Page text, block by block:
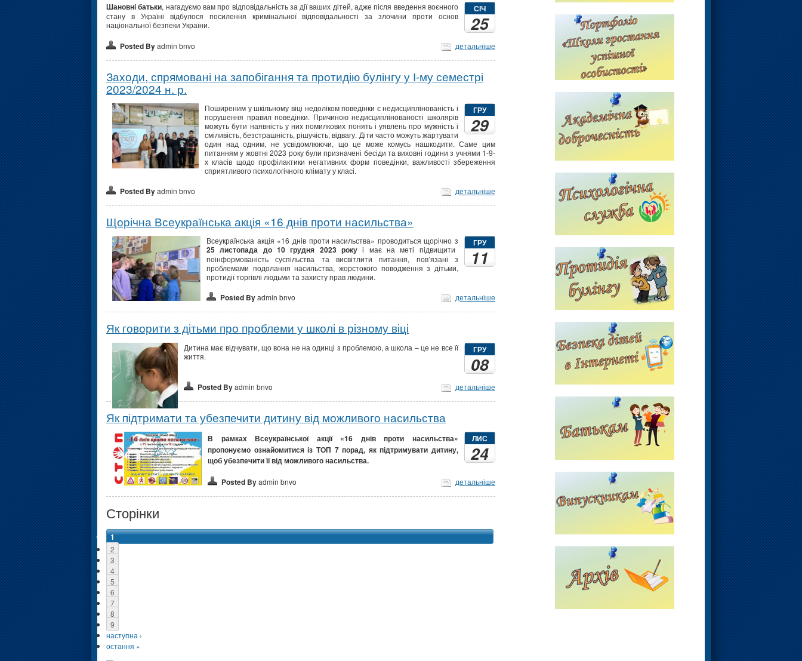
СІЧ
25
Шановні батьки, нагадуємо вам про відповідальність за дії ваших дітей, адже після введення воєнного
стану в Україні відбулося посилення кримінальної відповідальності за злочини проти основ
національної безпеки України.
Posted Byadmin bnvo детальніше
Заходи, спрямовані на запобігання та протидію булінгу у І-му семестрі
2023/2024 н. р.
ГРУ
29
Поширеним у шкільному віці недоліком поведінки є недисциплінованість і
порушення правил поведінки. Причиною недисциплінованості школярів
можуть бути наявність у них помилкових понять і уявлень про мужність і
сміливість, безстрашність, рішучість, відвагу. Діти часто можуть жартувати
один над одним, не усвідомлюючи, що це може комусь нашкодити. Саме цим
питанням у жовтні 2023 року були призначені бесіди та виховні години з учнями 1-9-
х класів щодо профілактики негативних форм поведінки, важливості збереження
сприятливого психологічного клімату у класі.
Posted Byadmin bnvo детальніше
Щорічна Всеукраїнська акція «16 днів проти насильства»
ГРУ
11
Всеукраїнська акція «16 днів проти насильства» проводиться щорічно з
25 листопада до 10 грудня 2023 року і має на меті підвищити
поінформованість суспільства та висвітлити питання, пов’язані з
проблемами подолання насильства, жорстокого поводження з дітьми,
протидії торгівлі людьми та захисту прав людини.
Posted Byadmin bnvo детальніше
Як говорити з дітьми про проблеми у школі в різному віці
ГРУ
08
Дитина має відчувати, що вона не на одинці з проблемою, а школа – це не все її
життя.
Posted Byadmin bnvo детальніше
Як підтримати та убезпечити дитину від можливого насильства
ЛИС
24
В рамках Всеукраїнської акції «16 днів проти насильства»
пропонуємо ознайомитися із ТОП 7 порад, як підтримувати дитину,
щоб убезпечити її від можливого насильства.
Posted Byadmin bnvo детальніше
Сторінки
1
2
3
4
5
6
7
8
9
наступна ›
остання »